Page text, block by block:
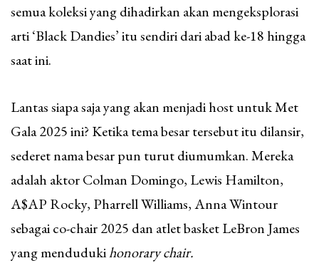
semua koleksi yang dihadirkan akan mengeksplorasi
arti ‘Black Dandies’ itu sendiri dari abad ke-18 hingga
saat ini.
Lantas siapa saja yang akan menjadi host untuk Met
Gala 2025 ini? Ketika tema besar tersebut itu dilansir,
sederet nama besar pun turut diumumkan. Mereka
adalah aktor Colman Domingo, Lewis Hamilton,
A$AP Rocky, Pharrell Williams, Anna Wintour
sebagai co-chair 2025 dan atlet basket LeBron James
yang mendudukihonorary chair.